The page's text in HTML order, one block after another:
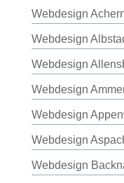
Webdesign
Webdesign
Webdesign
Webdesign
Webdesign
Webdesign
Webdesign